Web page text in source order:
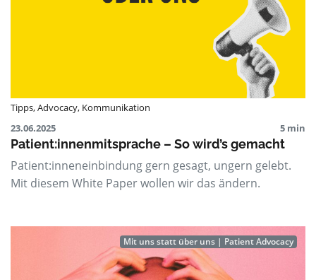
Tipps,Advocacy, Kommunikation
23.06.2025
5 min
Patient:innenmitsprache – So wird’s gemacht
Patient:inneneinbindung gern gesagt, ungern gelebt.
Mit diesem White Paper wollen wir das ändern.
Mit uns statt über uns | Patient Advocacy